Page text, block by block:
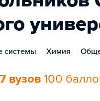
системы Химия
вузов 100